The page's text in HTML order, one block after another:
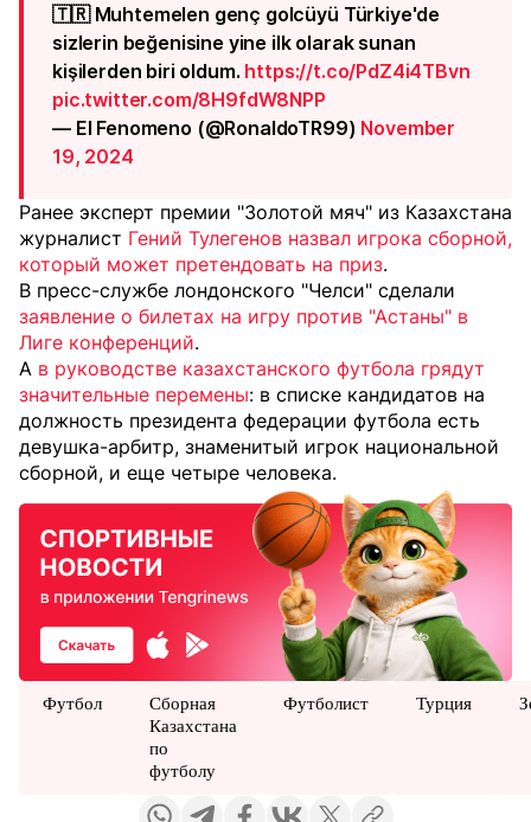
🇹🇷 Muhtemelen genç golcüyü Türkiye'de
sizlerin beğenisine yine ilk olarak sunan
kişilerden biri oldum. https://t.co/PdZ4i4TBvn
pic.twitter.com/8H9fdW8NPP
— El Fenomeno (@RonaldoTR99) November
19, 2024
Ранее эксперт премии "Золотой мяч" из Казахстана
журналист Гений Тулегенов назвал игрока сборной,
который может претендовать на приз.
В пресс-службе лондонского "Челси" сделали
заявление о билетах на игру против "Астаны" в
Лиге конференций.
А в руководстве казахстанского футбола грядут
значительные перемены: в списке кандидатов на
должность президента федерации футбола есть
девушка-арбитр, знаменитый игрок национальной
сборной, и еще четыре человека.
Футбол
Сборная
Казахстана
по
футболу
Футболист Турция